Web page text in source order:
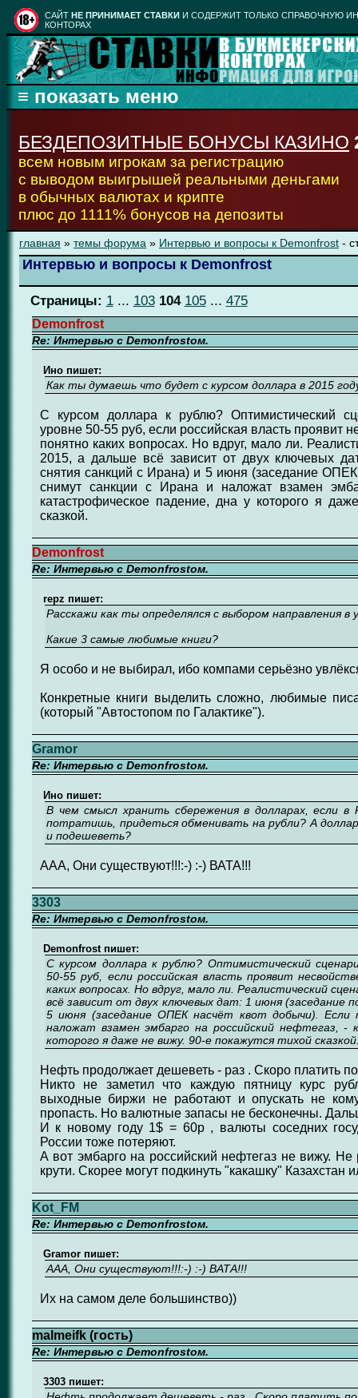
CАЙТ НЕ ПРИНИМАЕТ СТАВКИ И СОДЕРЖИТ ТОЛЬКО СПРАВОЧНУЮ
КОНТОРАХ
БЕЗДЕПОЗИТНЫЕ БОНУСЫ КАЗИНО
всем новым игрокам за регистрацию
с выводом выигрышей реальными деньгами
в обычных валютах и крипте
плюс до 1111% бонусов на депозиты
главная » темы форума » Интервью и вопросы к Demonfrost -
Интервью и вопросы к Demonfrost
Страницы: 1... 103 104 105... 475
Demonfrost
Re: Интервью с Demonfrostом.
Ино пишет:
Как ты думаешь что будет с курсом доллара в 2015
С курсом доллара к рублю? Оптимистический
уровне 50-55 руб, если российская власть проявит
понятно каких вопросах. Но вдруг, мало ли.
2015, а дальше всё зависит от двух ключевых
снятия санкций с Ирана) и 5 июня (заседание ОПЕК
снимут санкции с Ирана и наложат взамен
катастрофическое падение, дна у которого я
сказкой.
Demonfrost
Re: Интервью с Demonfrostом.
repz пишет:
Расскажи как ты определялся с выбором направления
Какие 3 самые любимые книги?
Я особо и не выбирал, ибо компами серьёзно
Конкретные книги выделить сложно, любимые
(который "Автостопом по Галактике").
Gramor
Re: Интервью с Demonfrostом.
Ино пишет:
В чем смысл хранить сбережения в долларах, если в
потратишь, придеться обменивать на рубли? А
и подешеветь?
ААА, Они существуют!!!:-) :-) ВАТА!!!
3303
Re: Интервью с Demonfrostом.
Demonfrost пишет:
С курсом доллара к рублю? Оптимистический
50-55 руб, если российская власть проявит
каких вопросах. Но вдруг, мало ли. Реалистический
всё зависит от двух ключевых дат: 1 июня (заседание
5 июня (заседание ОПЕК насчёт квот добычи).
наложат взамен эмбарго на российский нефтегаз, -
которого я даже не вижу. 90-е покажутся тихой
Нефть продолжает дешеветь - раз . Скоро платить
Никто не заметил что каждую пятницу курс
выходные биржи не работают и опускать не
пропасть. Но валютные запасы не бесконечны.
И к новому году 1$ = 60р , валюты соседних
России тоже потеряют.
А вот эмбарго на российский нефтегаз не вижу.
крути. Скорее могут подкинуть "какашку" Казахстан
Kot_FM
Re: Интервью с Demonfrostом.
Gramor пишет:
ААА, Они существуют!!!:-) :-) ВАТА!!!
Их на самом деле большинство))
malmeifk (гость)
Re: Интервью с Demonfrostом.
3303 пишет: